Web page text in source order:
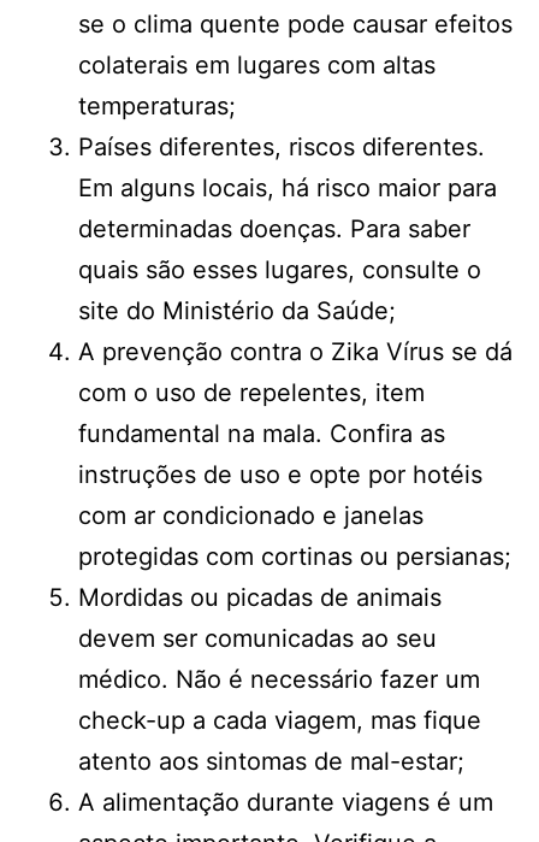
se o clima quente pode causar efeitos
colaterais em lugares com altas
temperaturas;
Países diferentes, riscos diferentes.
Em alguns locais, há risco maior para
determinadas doenças. Para saber
quais são esses lugares, consulte o
site do Ministério da Saúde;
A prevenção contra o Zika Vírus se dá
com o uso de repelentes, item
fundamental na mala. Confira as
instruções de uso e opte por hotéis
com ar condicionado e janelas
protegidas com cortinas ou persianas;
Mordidas ou picadas de animais
devem ser comunicadas ao seu
médico. Não é necessário fazer um
check-up a cada viagem, mas fique
atento aos sintomas de mal-estar;
A alimentação durante viagens é um